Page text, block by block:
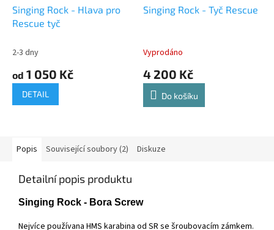
Singing Rock - Hlava pro
Rescue tyč
2-3 dny
od 1 050 Kč
DETAIL
Singing Rock - Tyč Rescue
Vyprodáno
4 200 Kč
Do košíku
Popis Související soubory (2) Diskuze
Detailní popis produktu
Singing Rock - Bora Screw
Nejvíce používana HMS karabina od SR se šroubovacím zámkem.